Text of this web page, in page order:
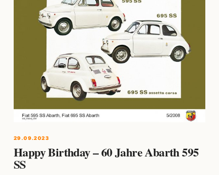
29.09.2023
Happy Birthday – 60 Jahre Abarth 595
SS